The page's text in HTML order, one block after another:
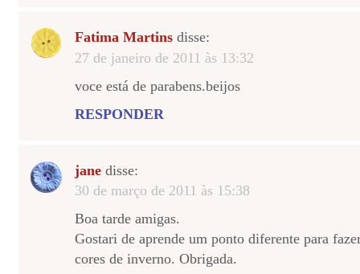
Fatima Martins disse:
27 de janeiro de 2011 às 13:32
voce está de parabens.beijos
RESPONDER
jane disse:
30 de março de 2011 às 15:38
Boa tarde amigas.
Gostari de aprende um ponto diferente para
cores de inverno. Obrigada.